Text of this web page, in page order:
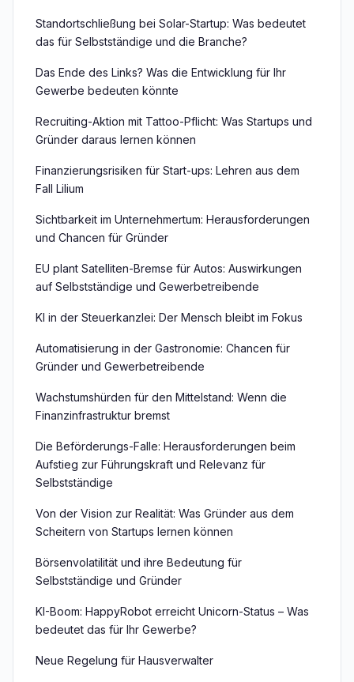
Standortschließung bei Solar-Startup: Was bedeutet
das für Selbstständige und die Branche?
Das Ende des Links? Was die Entwicklung für Ihr
Gewerbe bedeuten könnte
Recruiting-Aktion mit Tattoo-Pflicht: Was Startups und
Gründer daraus lernen können
Finanzierungsrisiken für Start-ups: Lehren aus dem
Fall Lilium
Sichtbarkeit im Unternehmertum: Herausforderungen
und Chancen für Gründer
EU plant Satelliten-Bremse für Autos: Auswirkungen
auf Selbstständige und Gewerbetreibende
KI in der Steuerkanzlei: Der Mensch bleibt im Fokus
Automatisierung in der Gastronomie: Chancen für
Gründer und Gewerbetreibende
Wachstumshürden für den Mittelstand: Wenn die
Finanzinfrastruktur bremst
Die Beförderungs-Falle: Herausforderungen beim
Aufstieg zur Führungskraft und Relevanz für
Selbstständige
Von der Vision zur Realität: Was Gründer aus dem
Scheitern von Startups lernen können
Börsenvolatilität und ihre Bedeutung für
Selbstständige und Gründer
KI-Boom: HappyRobot erreicht Unicorn-Status – Was
bedeutet das für Ihr Gewerbe?
Neue Regelung für Hausverwalter